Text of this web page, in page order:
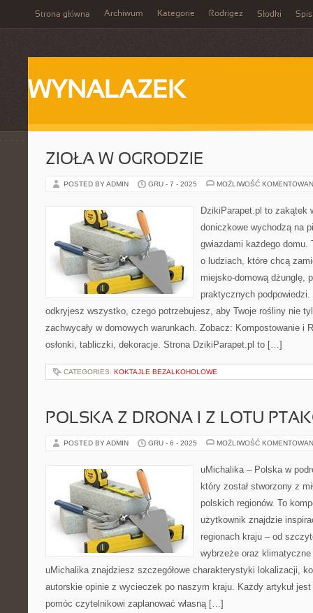
Strona główna Archiwum Kategorie Rodrigez Słodki Spis
WYNALAZEK
ZIOŁA W OGRODZIE
POSTED BY ADMIN GRU - 7 - 2025 MOŻLIWOŚĆ
DzikiParapet.pl to zakątek
doniczkowe wychodzą na
gwiazdami każdego
o ludziach, które chcą
miejsko-domową dżunglę,
praktycznych
odkryjesz wszystko, czego potrzebujesz, aby Twoje rośliny nie
zachwycały w domowych warunkach. Zobacz: Kompostowanie i
osłonki, tabliczki, dekoracje. Strona DzikiParapet.pl to […]
CATEGORIES: KOKTAJLE BEZALKOHOLOWE
POLSKA Z DRONA I Z LOTU
POSTED BY ADMIN GRU - 6 - 2025 MOŻLIWOŚĆ
uMichalika – Polska w
który został stworzony z
polskich regionów. To
użytkownik znajdzie
regionach kraju – od
wybrzeże oraz
uMichalika znajdziesz szczegółowe charakterystyki lokalizacji,
autorskie opinie z wycieczek po naszym kraju. Każdy artykuł
pomóc czytelnikowi zaplanować własną […]